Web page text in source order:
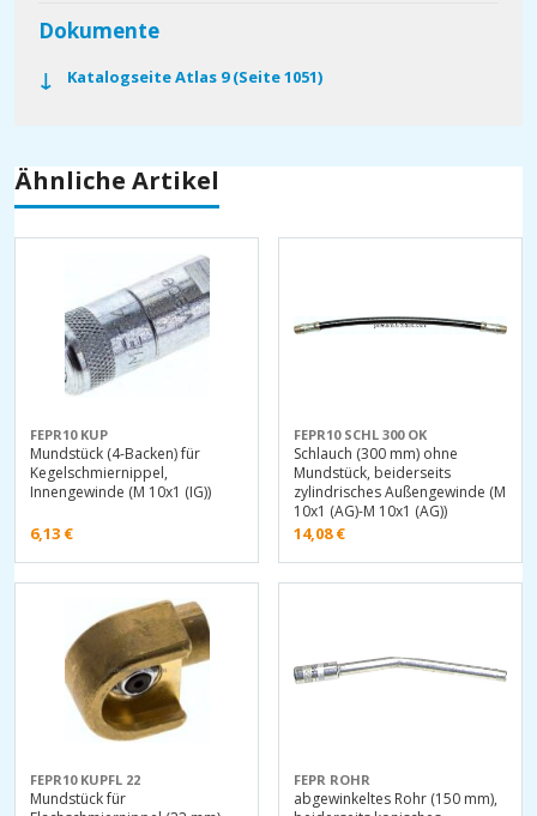
Dokumente
Katalogseite Atlas 9 (Seite 1051)
Ähnliche Artikel
FEPR10 KUP
Mundstück (4-Backen) für
Kegelschmiernippel,
Innengewinde (M 10x1 (IG))
6,13 €
FEPR10 SCHL 300 OK
Schlauch (300 mm) ohne
Mundstück, beiderseits
zylindrisches Außengewinde (M
10x1 (AG)-M 10x1 (AG))
14,08€
FEPR10 KUPFL 22
Mundstück für
FEPR ROHR
abgewinkeltes Rohr (150 mm),